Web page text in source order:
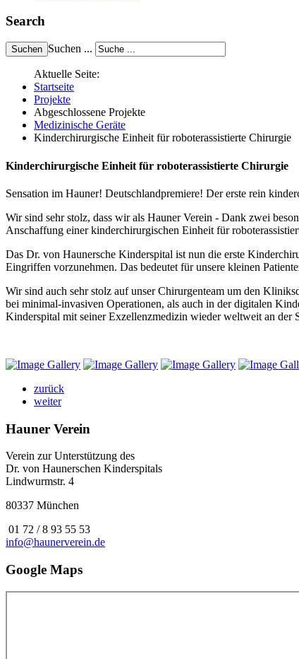
Search
Suchen ...
Aktuelle Seite:
Startseite
Projekte
Abgeschlossene Projekte
Medizinische Geräte
Kinderchirurgische Einheit für roboterassistierte Chirurgie
Kinderchirurgische Einheit für roboterassistierte Chirurgie
Sensation im Hauner! Deutschlandpremiere! Der erste rein
Wir sind sehr stolz, dass wir als Hauner Verein - Dank zwei
Anschaffung einer kinderchirurgischen Einheit für
Das Dr. von Haunersche Kinderspital ist nun die erste
Eingriffen vorzunehmen. Das bedeutet für unsere kleinen
Wir sind auch sehr stolz auf unser Chirurgenteam um den
bei minimal-invasiven Operationen, als auch in der digitalen
Kinderspital mit seiner Exzellenzmedizin wieder weltweit an der
zurück
weiter
Hauner Verein
Verein zur Unterstützung des
Dr. von Haunerschen Kinderspitals
Lindwurmstr. 4
80337 München
01 72 / 8 93 55 53
info@haunerverein.de
Google Maps